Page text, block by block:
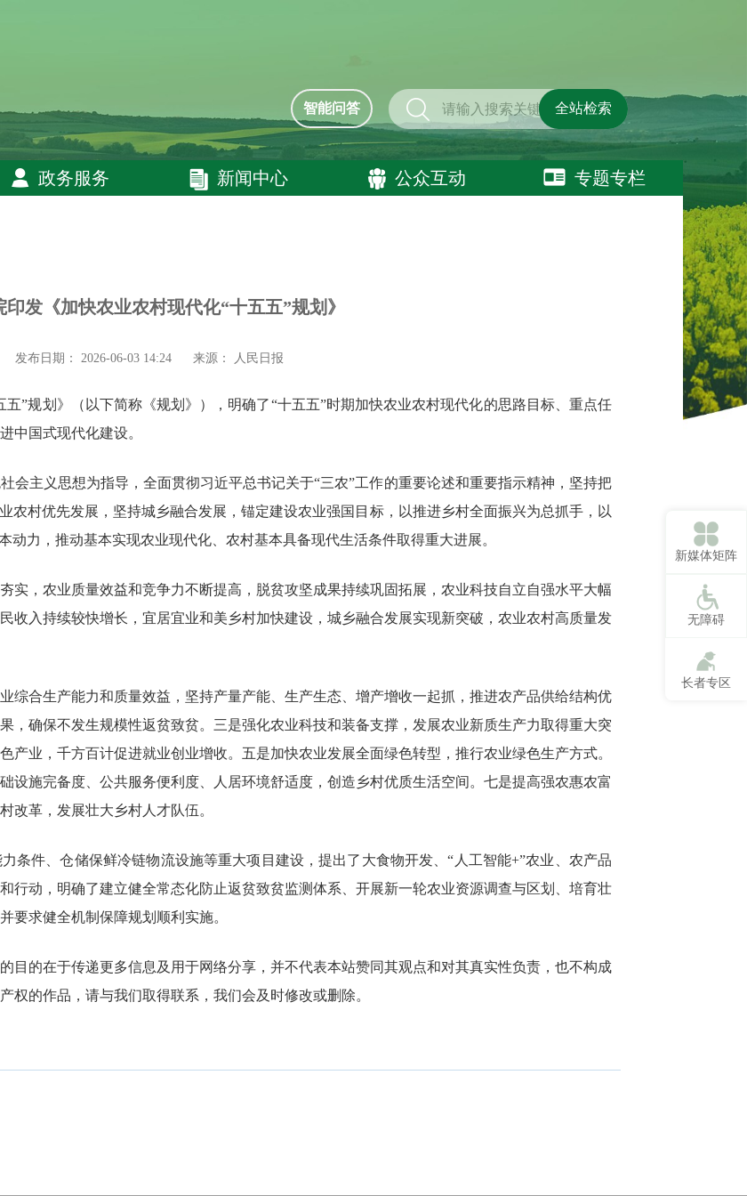
智能问答 全站检索
政务服务 新闻中心 公众互动 专题专栏
印发《加快农业农村现代化“十五五”规划》
发布日期： 2026-06-03 14:24 来源： 人民日报
”规划》（以下简称《规划》），明确了“十五五”时期加快农业农村现代化的思路目标、重点任
中国式现代化建设。
会主义思想为指导，全面贯彻习近平总书记关于“三农”工作的重要论述和重要指示精神，坚持把
农村优先发展，坚持城乡融合发展，锚定建设农业强国目标，以推进乡村全面振兴为总抓手，以
动力，推动基本实现农业现代化、农村基本具备现代生活条件取得重大进展。
实，农业质量效益和竞争力不断提高，脱贫攻坚成果持续巩固拓展，农业科技自立自强水平大幅
收入持续较快增长，宜居宜业和美乡村加快建设，城乡融合发展实现新突破，农业农村高质量发
综合生产能力和质量效益，坚持产量产能、生产生态、增产增收一起抓，推进农产品供给结构优
，确保不发生规模性返贫致贫。三是强化农业科技和装备支撑，发展农业新质生产力取得重大突
产业，千方百计促进就业创业增收。五是加快农业发展全面绿色转型，推行农业绿色生产方式。
设施完备度、公共服务便利度、人居环境舒适度，创造乡村优质生活空间。七是提高强农惠农富
改革，发展壮大乡村人才队伍。
条件、仓储保鲜冷链物流设施等重大项目建设，提出了大食物开发、“人工智能+”农业、农产品
行动，明确了建立健全常态化防止返贫致贫监测体系、开展新一轮农业资源调查与区划、培育壮
要求健全机制保障规划顺利实施。
目的在于传递更多信息及用于网络分享，并不代表本站赞同其观点和对其真实性负责，也不构成
权的作品，请与我们取得联系，我们会及时修改或删除。
新媒体矩阵
无障碍
长者专区